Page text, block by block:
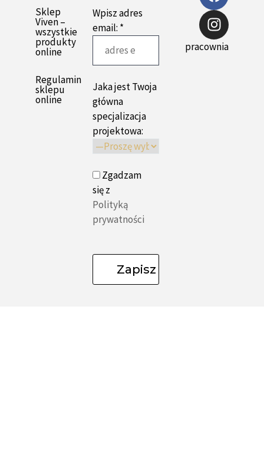
Sklep
Viven –
wszystkie
produkty
online
Regulamin
sklepu
online
Wpisz adres
email: *
Jaka jest Twoja
główna
specjalizacja
projektowa:
Zgadzam
się z
Polityką
prywatności
pracownia